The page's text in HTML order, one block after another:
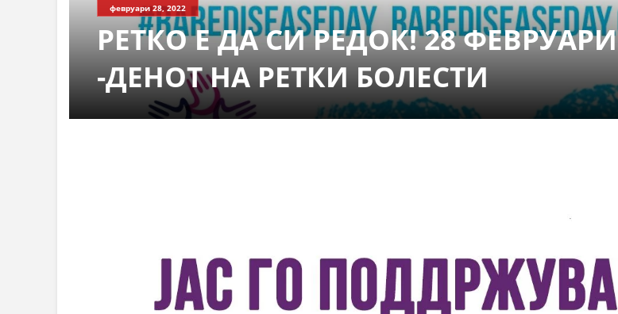
ЗАКОН ЗА ЦКРМ
ДИСЕМИНАЦИЈА
MЕЃУНАРОДНО ХУМАНИТАРНО ПРАВО
февруари 28, 2022
РЕТКО Е ДА СИ РЕДОК! 28 ФЕВРУАРИ
-ДЕНОТ НА РЕТКИ БОЛЕСТИ